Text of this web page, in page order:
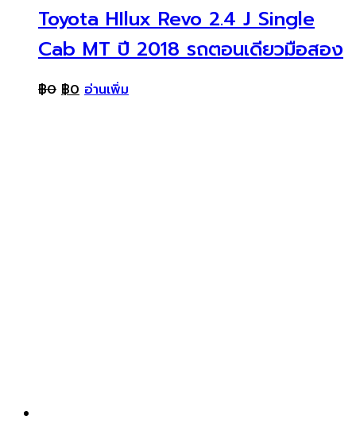
Toyota HIlux Revo 2.4 J Single
Cab MT ปี 2018 รถตอนเดียวมือสอง
฿0 ฿0 อ่านเพิ่ม